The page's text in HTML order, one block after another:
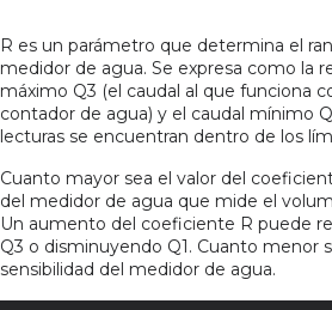
R es un parámetro que determina el
medidor de agua. Se expresa como la
máximo Q3 (el caudal al que funciona
contador de agua) y el caudal mínimo
lecturas se encuentran dentro de los
Cuanto mayor sea el valor del
del medidor de agua que mide el
Un aumento del coeficiente R puede
Q3 o disminuyendo Q1. Cuanto menor
sensibilidad del medidor de agua.